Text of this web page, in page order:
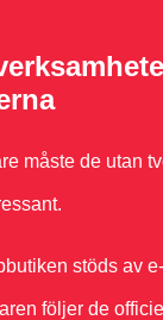
måste de utan
stöds av
följer de